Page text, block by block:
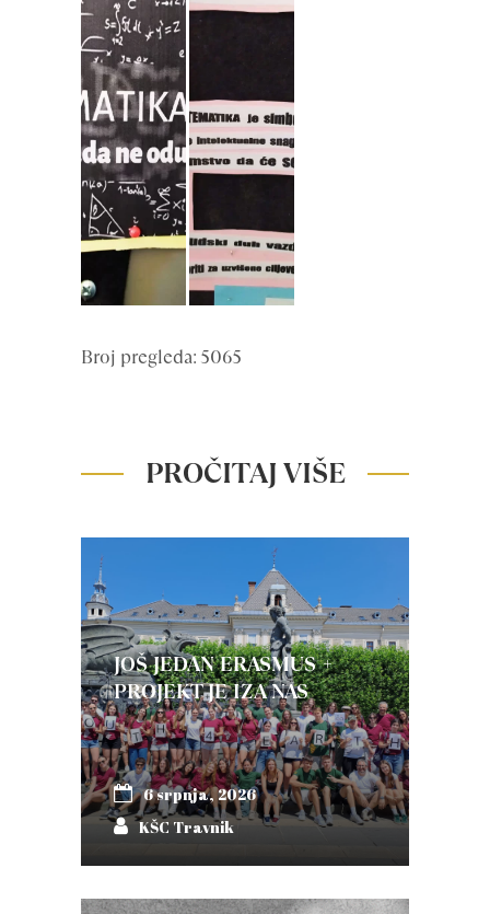
Broj pregleda: 5065
PROČITAJ VIŠE
JOŠ JEDAN ERASMUS +
PROJEKT JE IZA NAS
6 srpnja, 2026
KŠC Travnik